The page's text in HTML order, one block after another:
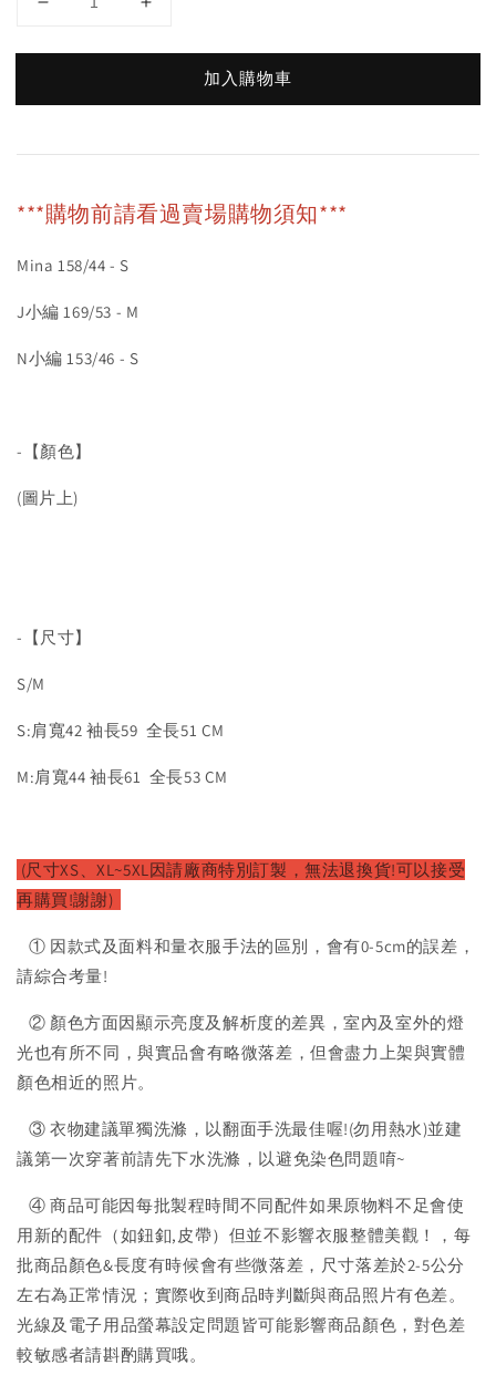
加入購物車
***購物前請看過賣場購物須知***
Mina 158/44 - S
J小編 169/53 - M
N小編 153/46 - S
-【顏色】
(圖片上)
-【尺寸】
S/M
S:肩寬42 袖長59 全長51 CM
M:肩寬44 袖長61 全長53 CM
(尺寸XS、XL~5XL因請廠商特別訂製，無法退換貨!可以接受
再購買!謝謝)
① 因款式及面料和量衣服手法的區別，會有0-5cm的誤差，
請綜合考量!
② 顏色方面因顯示亮度及解析度的差異，室內及室外的燈
光也有所不同，與實品會有略微落差，但會盡力上架與實體
顏色相近的照片。
③ 衣物建議單獨洗滌，以翻面手洗最佳喔!(勿用熱水)並建
議第一次穿著前請先下水洗滌，以避免染色問題唷~
④ 商品可能因每批製程時間不同配件如果原物料不足會使
用新的配件（如鈕釦,皮帶）但並不影響衣服整體美觀！，每
批商品顏色&長度有時候會有些微落差，尺寸落差於2-5公分
左右為正常情況；實際收到商品時判斷與商品照片有色差。
光線及電子用品螢幕設定問題皆可能影響商品顏色，對色差
較敏感者請斟酌購買哦。